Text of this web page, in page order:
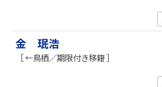
金 珉浩
［ ←鳥栖／期限付き移籍 ］